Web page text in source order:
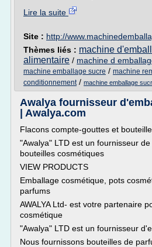
Lire la suite
Site : http://
Thèmes liés : machine
alimentaire / machine d
machine emballage sucre / machine
conditionnement/ machine emballage
Awalya fournisseur
| Awalya.com
Flacons compte-gouttes et
"Awalya" LTD est un fournisseur
bouteilles cosmétiques
VIEW PRODUCTS
Emballage cosmétique, pots
parfums
AWALYA Ltd- est votre partenaire
cosmétique
"Awalya" LTD est un fournisseur
Nous fournissons bouteilles de